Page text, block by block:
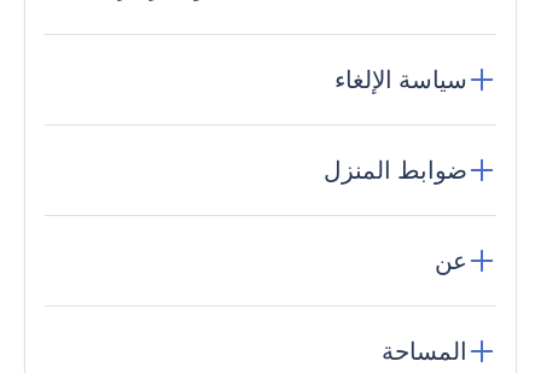
سياسة الإلغاء
ضوابط المنزل
عن
المساحة